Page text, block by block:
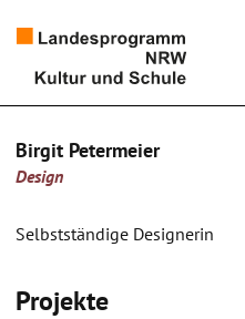
Künstlerpool
Schulen
Birgit Petermeier
Design
Selbstständige Designerin
Projekte